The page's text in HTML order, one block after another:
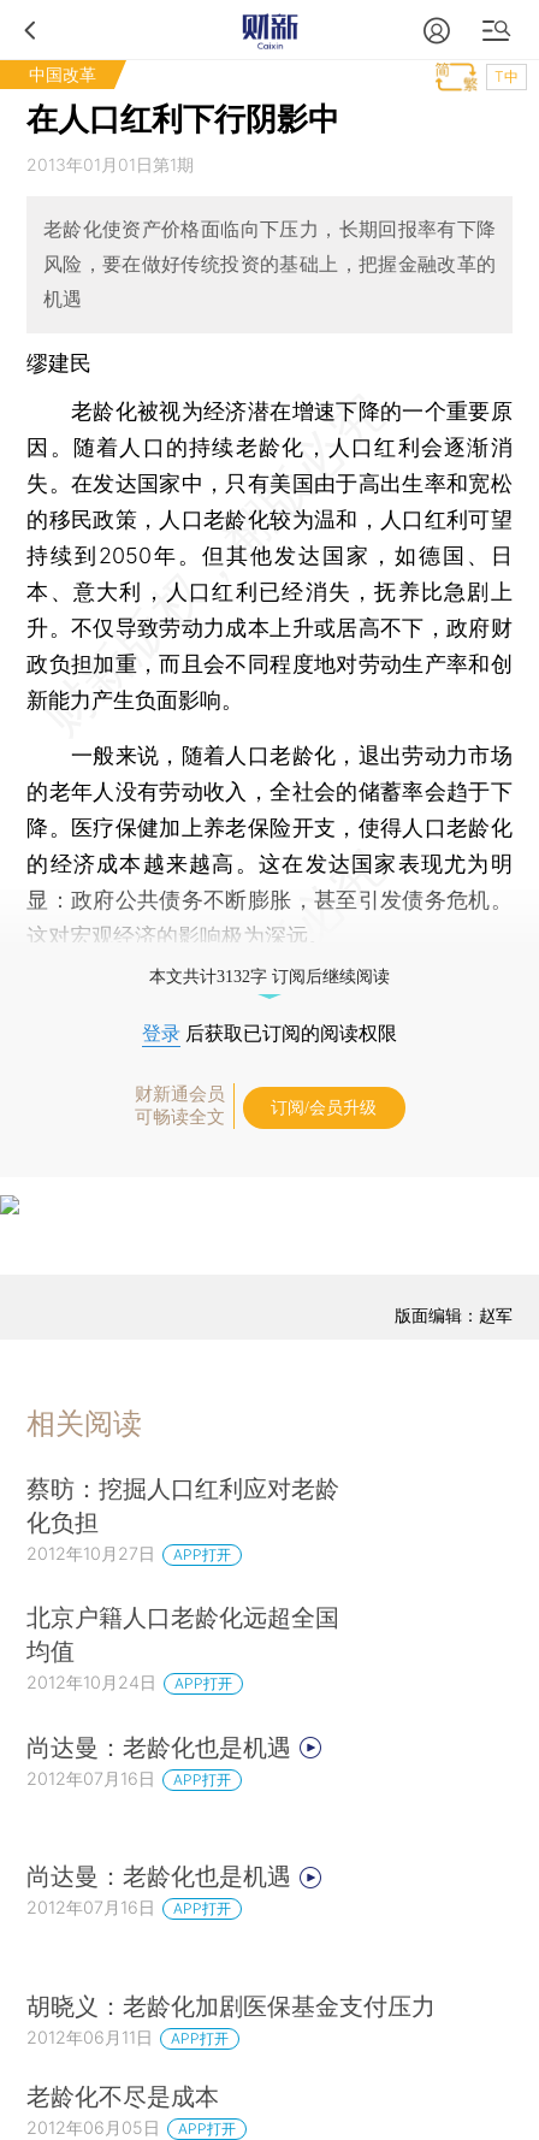
中国改革 T中
在人口红利下行阴影中
2013年01月01日第1期
老龄化使资产价格面临向下压力，长期回报率有下降
风险，要在做好传统投资的基础上，把握金融改革的
机遇
缪建民
老龄化被视为经济潜在增速下降的一个重要原
因。随着人口的持续老龄化，人口红利会逐渐消
失。在发达国家中，只有美国由于高出生率和宽松
的移民政策，人口老龄化较为温和，人口红利可望
持续到2050年。但其他发达国家，如德国、日
本、意大利，人口红利已经消失，抚养比急剧上
升。不仅导致劳动力成本上升或居高不下，政府财
政负担加重，而且会不同程度地对劳动生产率和创
新能力产生负面影响。
一般来说，随着人口老龄化，退出劳动力市场
的老年人没有劳动收入，全社会的储蓄率会趋于下
降。医疗保健加上养老保险开支，使得人口老龄化
的经济成本越来越高。这在发达国家表现尤为明
显：政府公共债务不断膨胀，甚至引发债务危机。
这对宏观经济的影响极为深远。
本文共计3132字 订阅后继续阅读
登录 后获取已订阅的阅读权限
财新通会员
可畅读全文
订阅/会员升级
版面编辑：赵军
相关阅读
蔡昉：挖掘人口红利应对老龄
化负担
2012年10月27日 APP打开
北京户籍人口老龄化远超全国
均值
2012年10月24日 APP打开
尚达曼：老龄化也是机遇
2012年07月16日 APP打开
尚达曼：老龄化也是机遇
2012年07月16日 APP打开
胡晓义：老龄化加剧医保基金支付压力
2012年06月11日 APP打开
老龄化不尽是成本
2012年06月05日 APP打开